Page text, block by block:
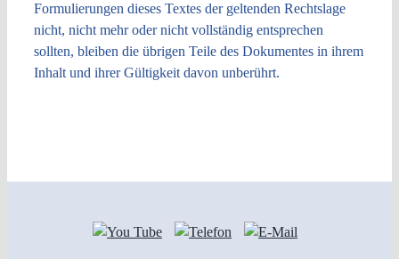
Formulierungen dieses Textes der geltenden Rechtslage
nicht, nicht mehr oder nicht vollständig entsprechen
sollten, bleiben die übrigen Teile des Dokumentes in ihrem
Inhalt und ihrer Gültigkeit davon unberührt.